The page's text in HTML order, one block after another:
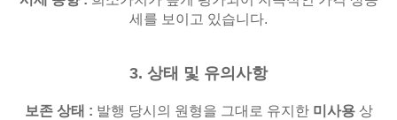
세를 보이고 있습니다.
3. 상태 및 유의사항
보존 상태 : 발행 당시의 원형을 그대로 유지한 미사용상